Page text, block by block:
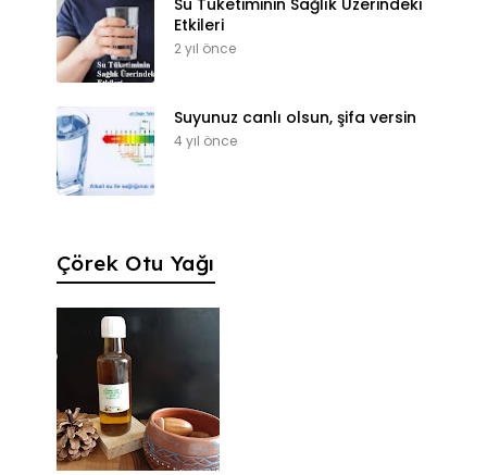
Etkileri
2 yıl önce
Suyunuz canlı olsun, şifa versin
4 yıl önce
Çörek Otu Yağı